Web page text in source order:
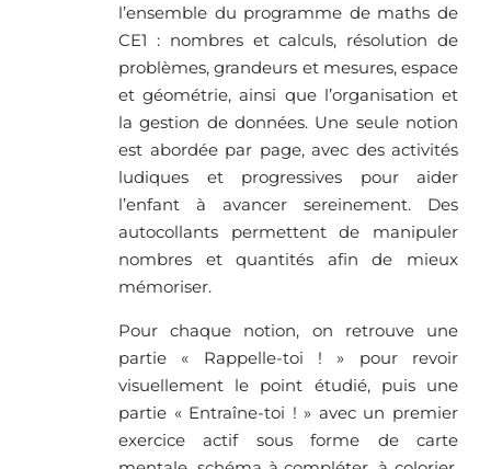
l’ensemble du programme de maths de
CE1 : nombres et calculs, résolution de
problèmes, grandeurs et mesures, espace
et géométrie, ainsi que l’organisation et
la gestion de données. Une seule notion
est abordée par page, avec des activités
ludiques et progressives pour aider
l’enfant à avancer sereinement. Des
autocollants permettent de manipuler
nombres et quantités afin de mieux
mémoriser.
Pour chaque notion, on retrouve une
partie « Rappelle-toi ! » pour revoir
visuellement le point étudié, puis une
partie « Entraîne-toi ! » avec un premier
exercice actif sous forme de carte